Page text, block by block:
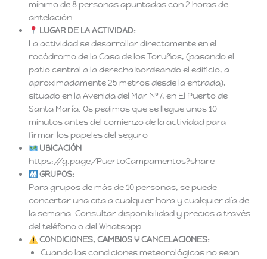
mínimo de 8 personas apuntadas con 2 horas de
antelación.
LUGAR DE LA ACTIVIDAD:
La actividad se desarrollar directamente en el
rocódromo de la Casa de los Toruños, (pasando el
patio central a la derecha bordeando el edificio, a
aproximadamente 25 metros desde la entrada),
situado en la Avenida del Mar Nº7, en El Puerto de
Santa María. Os pedimos que se llegue unos 10
minutos antes del comienzo de la actividad para
firmar los papeles del seguro
UBICACIÓN
https://g.page/PuertoCampamentos?share
GRUPOS:
Para grupos de más de 10 personas, se puede
concertar una cita a cualquier hora y cualquier día de
la semana. Consultar disponibilidad y precios a través
del teléfono o del Whatsapp.
CONDICIONES, CAMBIOS Y CANCELACIONES:
Cuando las condiciones meteorológicas no sean